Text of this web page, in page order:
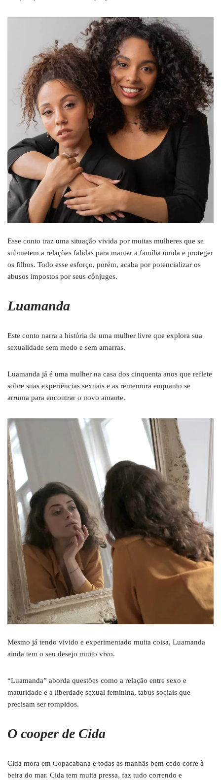
Esse conto traz uma situação vivida por muitas mulheres que se
submetem a relações falidas para manter a família unida e proteger
os filhos. Todo esse esforço, porém, acaba por potencializar os
abusos impostos por seus cônjuges.
Luamanda
Este conto narra a história de uma mulher livre que explora sua
sexualidade sem medo e sem amarras.
Luamanda já é uma mulher na casa dos cinquenta anos que reflete
sobre suas experiências sexuais e as rememora enquanto se
arruma para encontrar o novo amante.
Mesmo já tendo vivido e experimentado muita coisa, Luamanda
ainda tem o seu desejo muito vivo.
“Luamanda” aborda questões como a relação entre sexo e
maturidade e a liberdade sexual feminina, tabus sociais que
precisam ser rompidos.
O cooper de Cida
Cida mora em Copacabana e todas as manhãs bem cedo corre à
beira do mar. Cida tem muita pressa, faz tudo correndo e